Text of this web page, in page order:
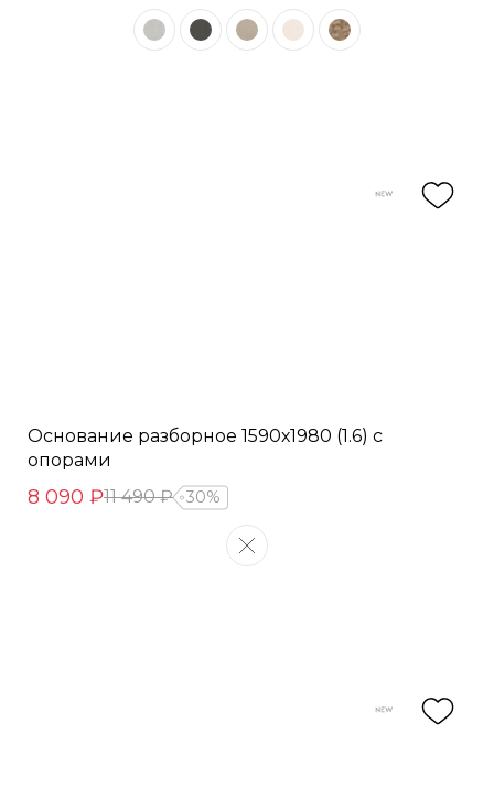
Основание разборное 1590х1980 (1.6) с
опорами
8 090 ₽11 490 ₽ 30%